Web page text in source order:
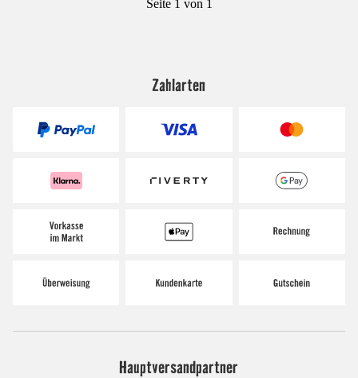
Seite 1 von 1
Zahlarten
Hauptversandpartner